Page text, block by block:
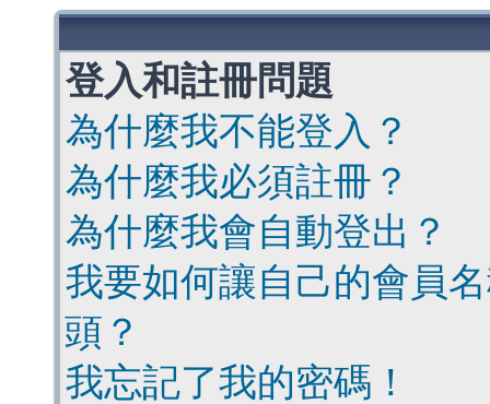
登入和註冊問題
為什麼我不能登入？
為什麼我必須註冊？
為什麼我會自動登出？
我要如何讓自己的會員
頭？
我忘記了我的密碼！